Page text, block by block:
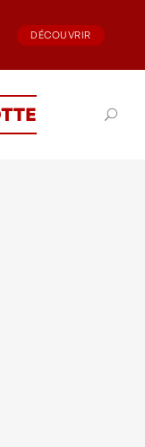
DÉCOUVRIR